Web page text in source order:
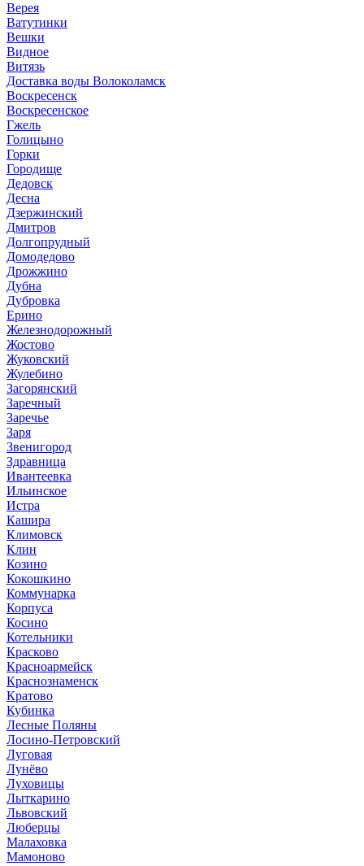
Верея
Ватутинки
Вешки
Видное
Витязь
Доставка воды Волоколамск
Воскресенск
Воскресенское
Гжель
Голицыно
Горки
Городище
Дедовск
Десна
Дзержинский
Дмитров
Долгопрудный
Домодедово
Дрожжино
Дубна
Дубровка
Ерино
Железнодорожный
Жостово
Жуковский
Жулебино
Загорянский
Заречный
Заречье
Заря
Звенигород
Здравница
Ивантеевка
Ильинское
Истра
Кашира
Климовск
Клин
Козино
Кокошкино
Коммунарка
Корпуса
Косино
Котельники
Красково
Красноармейск
Краснознаменск
Кратово
Кубинка
Лесные Поляны
Лосино-Петровский
Луговая
Лунёво
Луховицы
Лыткарино
Львовский
Люберцы
Малаховка
Мамоново